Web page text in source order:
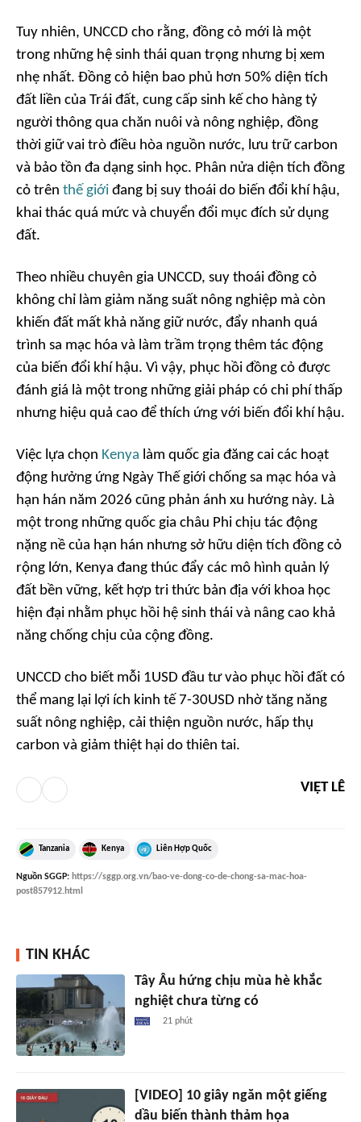
Tuy nhiên, UNCCD cho rằng, đồng cỏ mới là một
trong những hệ sinh thái quan trọng nhưng bị xem
nhẹ nhất. Đồng cỏ hiện bao phủ hơn 50% diện tích
đất liền của Trái đất, cung cấp sinh kế cho hàng tỷ
người thông qua chăn nuôi và nông nghiệp, đồng
thời giữ vai trò điều hòa nguồn nước, lưu trữ carbon
và bảo tồn đa dạng sinh học. Phân nửa diện tích đồng
cỏ trên thế giới đang bị suy thoái do biến đổi khí hậu,
khai thác quá mức và chuyển đổi mục đích sử dụng
đất.
Theo nhiều chuyên gia UNCCD, suy thoái đồng cỏ
không chỉ làm giảm năng suất nông nghiệp mà còn
khiến đất mất khả năng giữ nước, đẩy nhanh quá
trình sa mạc hóa và làm trầm trọng thêm tác động
của biến đổi khí hậu. Vì vậy, phục hồi đồng cỏ được
đánh giá là một trong những giải pháp có chi phí thấp
nhưng hiệu quả cao để thích ứng với biến đổi khí hậu.
Việc lựa chọn Kenya làm quốc gia đăng cai các hoạt
động hưởng ứng Ngày Thế giới chống sa mạc hóa và
hạn hán năm 2026 cũng phản ánh xu hướng này. Là
một trong những quốc gia châu Phi chịu tác động
nặng nề của hạn hán nhưng sở hữu diện tích đồng cỏ
rộng lớn, Kenya đang thúc đẩy các mô hình quản lý
đất bền vững, kết hợp tri thức bản địa với khoa học
hiện đại nhằm phục hồi hệ sinh thái và nâng cao khả
năng chống chịu của cộng đồng.
UNCCD cho biết mỗi 1USD đầu tư vào phục hồi đất có
thể mang lại lợi ích kinh tế 7-30USD nhờ tăng năng
suất nông nghiệp, cải thiện nguồn nước, hấp thụ
carbon và giảm thiệt hại do thiên tai.
VIỆT LÊ
Tanzania Kenya Liên Hợp Quốc
Nguồn SGGP: https://sggp.org.vn/bao-ve-dong-co-de-chong-sa-mac-hoa-
post857912.html
TIN KHÁC
Tây Âu hứng chịu mùa hè khắc
nghiệt chưa từng có
21 phút
[VIDEO] 10 giây ngăn một giếng
dầu biến thành thảm họa